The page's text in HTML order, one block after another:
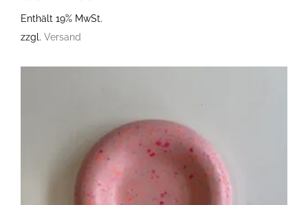
Enthält 19% MwSt.
zzgl. Versand